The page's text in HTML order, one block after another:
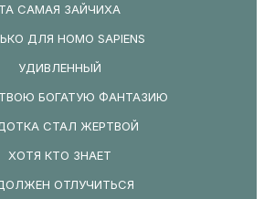
ТА САМАЯ ЗАЙЧИХА
ДЛЯ HOMO SAPIENS
УДИВЛЕННЫЙ
БОГАТУЮ ФАНТАЗИЮ
СТАЛ ЖЕРТВОЙ
ХОТЯ КТО ЗНАЕТ
ОТЛУЧИТЬСЯ